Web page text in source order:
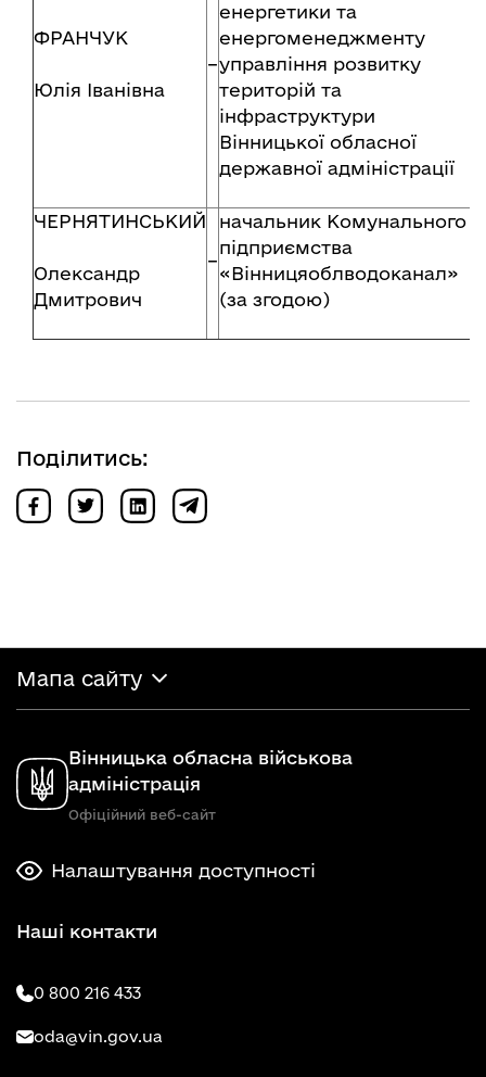
ФРАНЧУК
Юлія Іванівна
–
енергетики та
енергоменеджменту
управління розвитку
територій та
інфраструктури
Вінницької обласної
державної адміністрації
ЧЕРНЯТИНСЬКИЙ
Олександр
Дмитрович
–
начальник Комунального
підприємства
«Вінницяоблводоканал»
(за згодою)
Поділитись:
Мапа сайту
Вінницька обласна військова
адміністрація
Офіційний веб-сайт
Налаштування доступності
Наші контакти
0 800 216 433
oda@vin.gov.ua